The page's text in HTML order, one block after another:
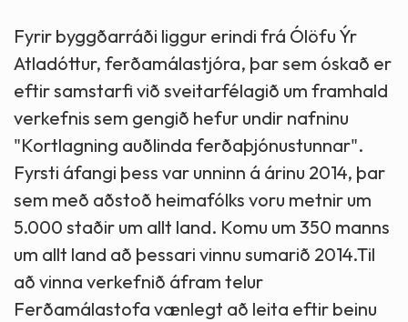
Fyrir byggðarráði liggur erindi frá Ólöfu Ýr
Atladóttur, ferðamálastjóra, þar sem óskað er
eftir samstarfi við sveitarfélagið um framhald
verkefnis sem gengið hefur undir nafninu
"Kortlagning auðlinda ferðaþjónustunnar".
Fyrsti áfangi þess var unninn á árinu 2014, þar
sem með aðstoð heimafólks voru metnir um
5.000 staðir um allt land. Komu um 350 manns
um allt land að þessari vinnu sumarið 2014.Til
að vinna verkefnið áfram telur
Ferðamálastofa vænlegt að leita eftir beinu